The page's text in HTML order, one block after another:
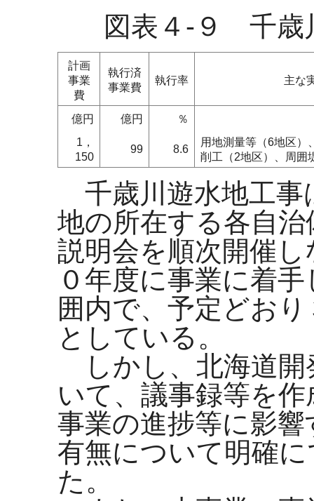
図表４-９ 千歳
計画
事業
費
執行済
事業費
執行率 主な
億円 億円
％
1，
150
99 8.6
用地測量等（6地区）
削工（2地区）、周囲
千歳川遊水地工事
地の所在する各自
説明会を順次開催
０年度に事業に着
囲内で、予定どお
としている。
しかし、北海道開
いて、議事録等を
事業の進捗等に影
有無について明確
た。